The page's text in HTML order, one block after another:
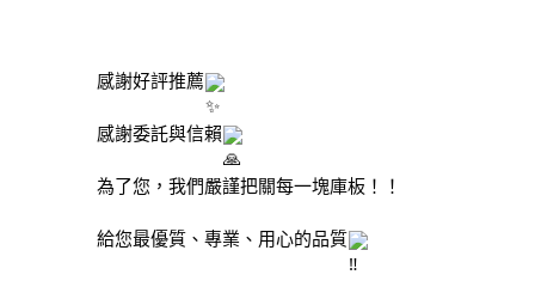
感謝好評推薦
感謝委託與信賴
為了您，我們嚴謹把關每一塊庫板！！
給您最優質、專業、用心的品質